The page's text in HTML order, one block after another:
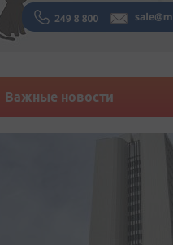
Важные новости